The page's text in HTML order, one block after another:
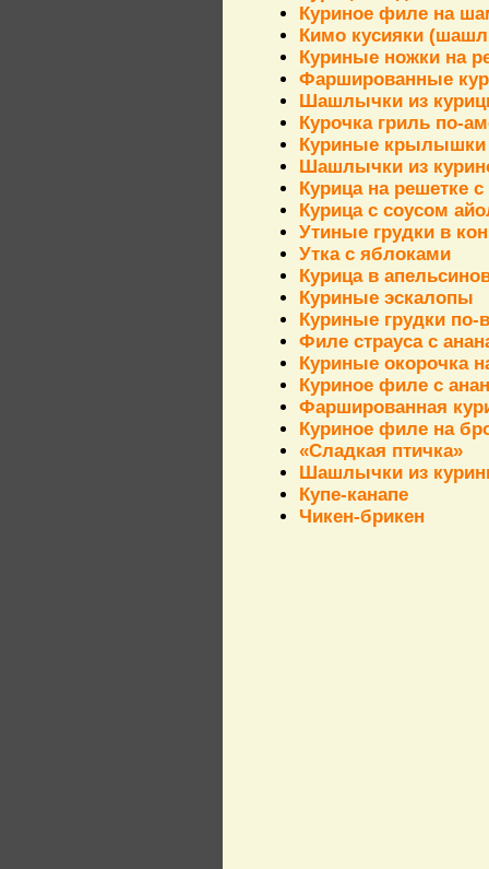
Куриное филе на
Кимо кусияки
Куриные ножки на
Фаршированные
Шашлычки из
Курочка гриль по-
Куриные крылышки
Шашлычки из
Курица на решетке
Курица с соусом
Утиные грудки в
Утка с яблоками
Курица в
Куриные эскалопы
Куриные грудки по-
Филе страуса с
Куриные окорочка
Куриное филе с
Фаршированная
Куриное филе на
«Сладкая птичка»
Шашлычки из
Купе-канапе
Чикен-брикен